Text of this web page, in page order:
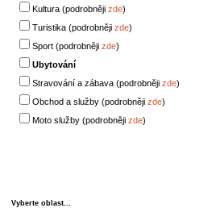
Kultura (podrobněji zde)
Turistika (podrobněji zde)
Sport (podrobněji zde)
Ubytování
Stravování a zábava (podrobněji zde)
Obchod a služby (podrobněji zde)
Moto služby (podrobněji zde)
Vyberte oblast...